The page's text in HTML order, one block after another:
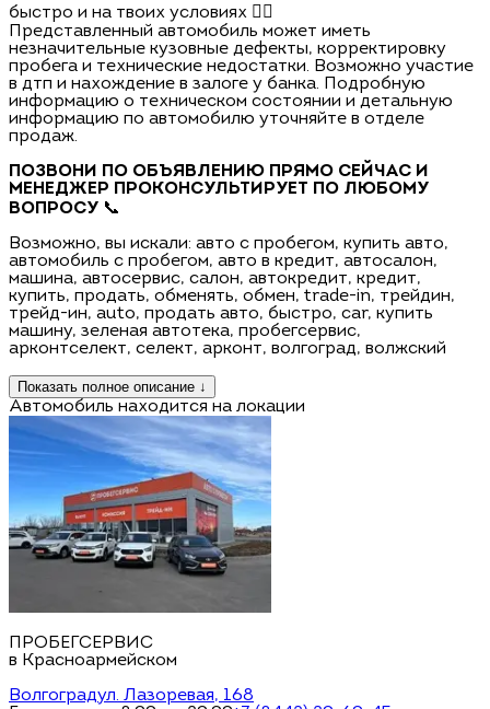
быстро и на твоих условиях 🏃‍♂️
Представленный автомобиль может иметь
незначительные кузовные дефекты, корректировку
пробега и технические недостатки. Возможно участие
в дтп и нахождение в залоге у банка. Подробную
информацию о техническом состоянии и детальную
информацию по автомобилю уточняйте в отделе
продаж.
ПОЗВОНИ ПО ОБЪЯВЛЕНИЮ ПРЯМО СЕЙЧАС И
МЕНЕДЖЕР ПРОКОНСУЛЬТИРУЕТ ПО ЛЮБОМУ
ВОПРОСУ 📞
Возможно, вы искали: авто с пробегом, купить авто,
автомобиль с пробегом, авто в кредит, автосалон,
машина, автосервис, салон, автокредит, кредит,
купить, продать, обменять, обмен, trаdе-in, трейдин,
трейд-ин, аutо, продать авто, быстро, саr, купить
машину, зеленая автотека, пробегсервис,
арконтселект, селект, арконт, волгоград, волжский
Показать полное описание ↓
Автомобиль находится на локации
ПРОБЕГСЕРВИС
в Красноармейском
Волгоградул. Лазоревая, 168